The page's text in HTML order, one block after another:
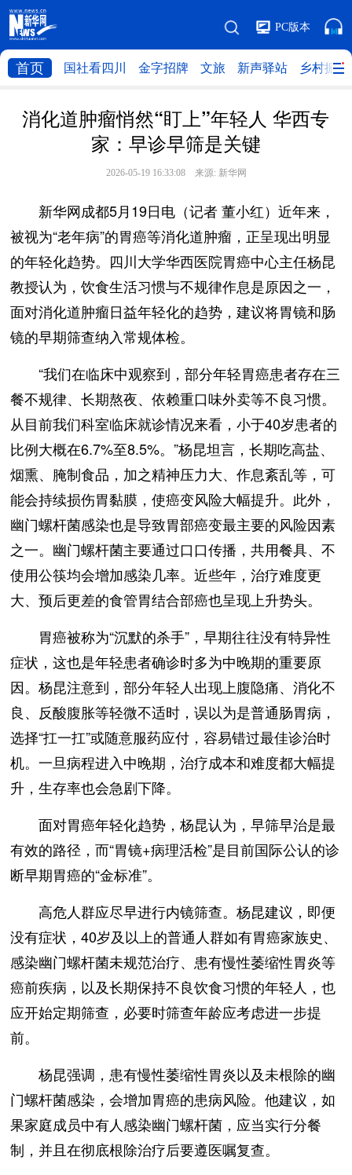
PC版本
首页 国社看四川 金字招牌 文旅 新声驿站 乡村振兴
消化道肿瘤悄然“盯上”年轻人 华西专
家：早诊早筛是关键
2026-05-19 16:33:08 来源: 新华网
新华网成都5月19日电（记者 董小红）近年来，
被视为“老年病”的胃癌等消化道肿瘤，正呈现出明显
的年轻化趋势。四川大学华西医院胃癌中心主任杨昆
教授认为，饮食生活习惯与不规律作息是原因之一，
面对消化道肿瘤日益年轻化的趋势，建议将胃镜和肠
镜的早期筛查纳入常规体检。
“我们在临床中观察到，部分年轻胃癌患者存在三
餐不规律、长期熬夜、依赖重口味外卖等不良习惯。
从目前我们科室临床就诊情况来看，小于40岁患者的
比例大概在6.7%至8.5%。”杨昆坦言，长期吃高盐、
烟熏、腌制食品，加之精神压力大、作息紊乱等，可
能会持续损伤胃黏膜，使癌变风险大幅提升。此外，
幽门螺杆菌感染也是导致胃部癌变最主要的风险因素
之一。幽门螺杆菌主要通过口口传播，共用餐具、不
使用公筷均会增加感染几率。近些年，治疗难度更
大、预后更差的食管胃结合部癌也呈现上升势头。
胃癌被称为“沉默的杀手”，早期往往没有特异性
症状，这也是年轻患者确诊时多为中晚期的重要原
因。杨昆注意到，部分年轻人出现上腹隐痛、消化不
良、反酸腹胀等轻微不适时，误以为是普通肠胃病，
选择“扛一扛”或随意服药应付，容易错过最佳诊治时
机。一旦病程进入中晚期，治疗成本和难度都大幅提
升，生存率也会急剧下降。
面对胃癌年轻化趋势，杨昆认为，早筛早治是最
有效的路径，而“胃镜+病理活检”是目前国际公认的诊
断早期胃癌的“金标准”。
高危人群应尽早进行内镜筛查。杨昆建议，即便
没有症状，40岁及以上的普通人群如有胃癌家族史、
感染幽门螺杆菌未规范治疗、患有慢性萎缩性胃炎等
癌前疾病，以及长期保持不良饮食习惯的年轻人，也
应开始定期筛查，必要时筛查年龄应考虑进一步提
前。
杨昆强调，患有慢性萎缩性胃炎以及未根除的幽
门螺杆菌感染，会增加胃癌的患病风险。他建议，如
果家庭成员中有人感染幽门螺杆菌，应当实行分餐
制，并且在彻底根除治疗后要遵医嘱复查。